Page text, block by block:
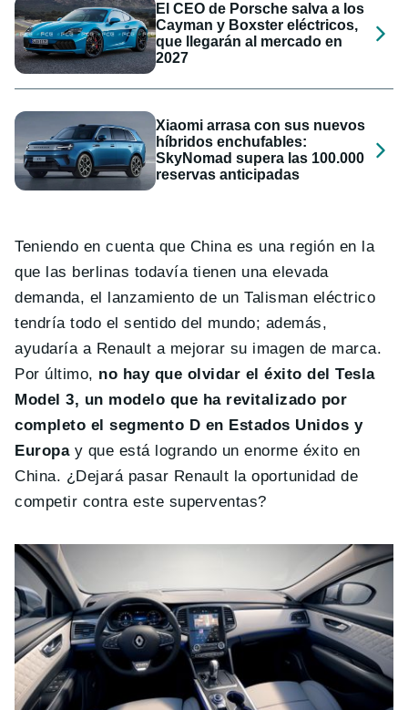
El CEO de Porsche salva a los
Cayman y Boxster eléctricos,
que llegarán al mercado en
2027
Xiaomi arrasa con sus nuevos
híbridos enchufables:
SkyNomad supera las 100.000
reservas anticipadas
Teniendo en cuenta que China es una región en la
que las berlinas todavía tienen una elevada
demanda, el lanzamiento de un Talisman eléctrico
tendría todo el sentido del mundo; además,
ayudaría a Renault a mejorar su imagen de marca.
Por último, no hay que olvidar el éxito del Tesla
Model 3, un modelo que ha revitalizado por
completo el segmento D en Estados Unidos y
Europay que está logrando un enorme éxito en
China. ¿Dejará pasar Renault la oportunidad de
competir contra este superventas?